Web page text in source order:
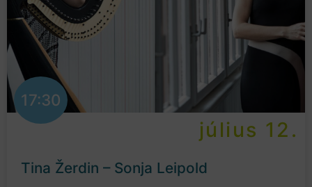
17:30
július 12.
Tina Žerdin – Sonja Leipold